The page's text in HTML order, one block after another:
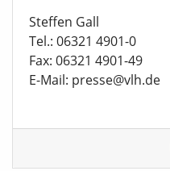
Steffen Gall
Tel.: 06321 4901-0
Fax: 06321 4901-49
E-Mail: presse@vlh.de